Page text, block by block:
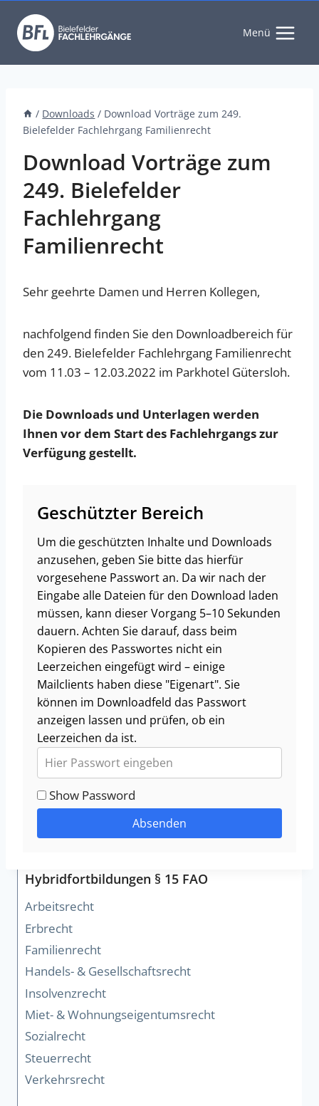
Inhalt
springen
Menü
/ Downloads / Download Vorträge zum 249.
Bielefelder Fachlehrgang Familienrecht
Download Vorträge zum
249. Bielefelder
Fachlehrgang
Familienrecht
Sehr geehrte Damen und Herren Kollegen,
nachfolgend finden Sie den Downloadbereich für
den 249. Bielefelder Fachlehrgang Familienrecht
vom 11.03 – 12.03.2022 im Parkhotel Gütersloh.
Die Downloads und Unterlagen werden
Ihnen vor dem Start des Fachlehrgangs zur
Verfügung gestellt.
Geschützter Bereich
Um die geschützten Inhalte und Downloads
anzusehen, geben Sie bitte das hierfür
vorgesehene Passwort an. Da wir nach der
Eingabe alle Dateien für den Download laden
müssen, kann dieser Vorgang 5–10 Sekunden
dauern. Achten Sie darauf, dass beim
Kopieren des Passwortes nicht ein
Leerzeichen eingefügt wird – einige
Mailclients haben diese "Eigenart". Sie
können im Downloadfeld das Passwort
anzeigen lassen und prüfen, ob ein
Leerzeichen da ist.
Show Password
Absenden
Hybridfortbildungen § 15 FAO
Arbeitsrecht
Erbrecht
Familienrecht
Handels- & Gesellschaftsrecht
Insolvenzrecht
Miet- & Wohnungseigentumsrecht
Sozialrecht
Steuerrecht
Verkehrsrecht